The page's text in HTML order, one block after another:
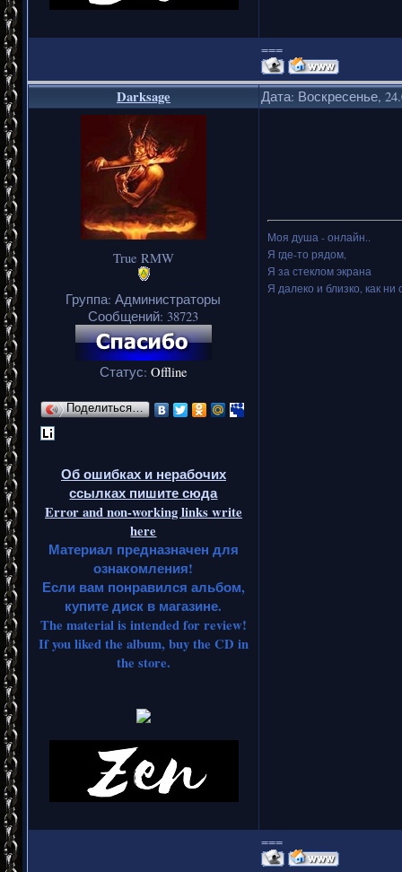
===
Darksage Дата: Воскресенье,
True RMW
Группа: Администраторы
Сообщений: 38723
Статус: Offline
Поделиться…
Об ошибках и нерабочих
ссылках пишите сюда
Error and non-working links write
here
Материал предназначен для
ознакомления!
Если вам понравился альбом,
купите диск в магазине.
The material is intended for review!
If you liked the album, buy the CD in
the store.
Моя душа - онлайн..
Я где-то рядом,
Я за стеклом экрана
Я далеко и близко, как ни
===